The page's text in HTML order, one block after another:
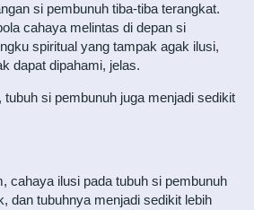
si pembunuh tiba-tiba terangkat.
cahaya melintas di depan si
spiritual yang tampak agak ilusi,
dapat dipahami, jelas.
tubuh si pembunuh juga menjadi sedikit
cahaya ilusi pada tubuh si pembunuh
dan tubuhnya menjadi sedikit lebih